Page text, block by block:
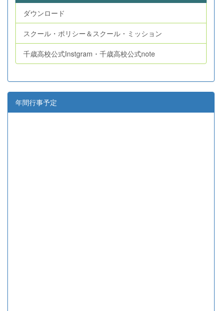
ダウンロード
スクール・ポリシー＆スクール・ミッション
千歳高校公式Instgram・千歳高校公式note
年間行事予定